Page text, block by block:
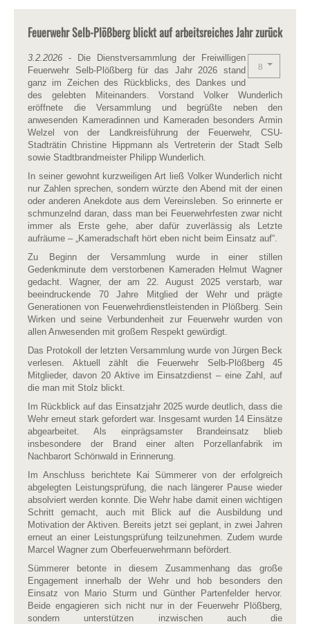
Feuerwehr Selb-Plößberg blickt auf arbeitsreiches Jahr zurück
3.2.2026 - Die Dienstversammlung der Freiwilligen
Feuerwehr Selb-Plößberg für das Jahr 2026 stand
ganz im Zeichen des Rückblicks, des Dankes und
des gelebten Miteinanders. Vorstand Volker Wunderlich
eröffnete die Versammlung und begrüßte neben den
anwesenden Kameradinnen und Kameraden besonders Armin
Welzel von der Landkreisführung der Feuerwehr, CSU-
Stadträtin Christine Hippmann als Vertreterin der Stadt Selb
sowie Stadtbrandmeister Philipp Wunderlich.
In seiner gewohnt kurzweiligen Art ließ Volker Wunderlich nicht
nur Zahlen sprechen, sondern würzte den Abend mit der einen
oder anderen Anekdote aus dem Vereinsleben. So erinnerte er
schmunzelnd daran, dass man bei Feuerwehrfesten zwar nicht
immer als Erste gehe, aber dafür zuverlässig als Letzte
aufräume – „Kameradschaft hört eben nicht beim Einsatz auf“.
Zu Beginn der Versammlung wurde in einer stillen
Gedenkminute dem verstorbenen Kameraden Helmut Wagner
gedacht. Wagner, der am 22. August 2025 verstarb, war
beeindruckende 70 Jahre Mitglied der Wehr und prägte
Generationen von Feuerwehrdienstleistenden in Plößberg. Sein
Wirken und seine Verbundenheit zur Feuerwehr wurden von
allen Anwesenden mit großem Respekt gewürdigt.
Das Protokoll der letzten Versammlung wurde von Jürgen Beck
verlesen. Aktuell zählt die Feuerwehr Selb-Plößberg 45
Mitglieder, davon 20 Aktive im Einsatzdienst – eine Zahl, auf
die man mit Stolz blickt.
Im Rückblick auf das Einsatzjahr 2025 wurde deutlich, dass die
Wehr erneut stark gefordert war. Insgesamt wurden 14 Einsätze
abgearbeitet. Als einprägsamster Brandeinsatz blieb
insbesondere der Brand einer alten Porzellanfabrik im
Nachbarort Schönwald in Erinnerung.
Im Anschluss berichtete Kai Sümmerer von der erfolgreich
abgelegten Leistungsprüfung, die nach längerer Pause wieder
absolviert werden konnte. Die Wehr habe damit einen wichtigen
Schritt gemacht, auch mit Blick auf die Ausbildung und
Motivation der Aktiven. Bereits jetzt sei geplant, in zwei Jahren
erneut an einer Leistungsprüfung teilzunehmen. Zudem wurde
Marcel Wagner zum Oberfeuerwehrmann befördert.
Sümmerer betonte in diesem Zusammenhang das große
Engagement innerhalb der Wehr und hob besonders den
Einsatz von Mario Sturm und Günther Partenfelder hervor.
Beide engagieren sich nicht nur in der Feuerwehr Plößberg,
sondern unterstützen inzwischen auch die